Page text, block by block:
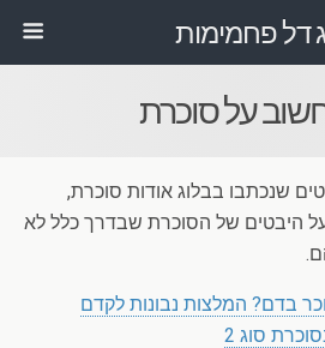
דל פחמימות
על סוכרת
שנכתבו בבלוג אודות סוכרת,
היבטים של הסוכרת שבדרך כלל לא
בדם? המלצות נבונות לקדם
סוג 2